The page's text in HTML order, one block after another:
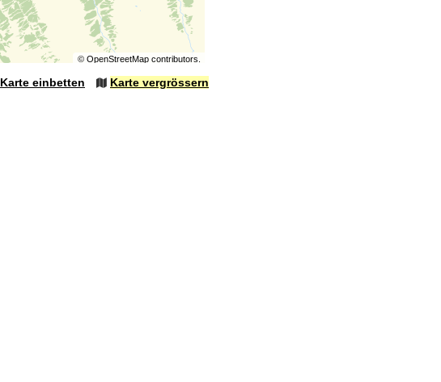
© OpenStreetMapcontributors.
Karte einbetten Karte vergrössern